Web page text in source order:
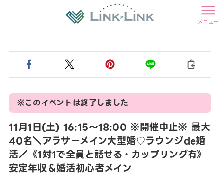
メニュー
※このイベントは終了しました
11月1日(土) 16:15〜18:00 ※開催中止※ 最大
40名＼アラサーメイン大型婚♡ラウンジde婚
活／《1対1で全員と話せる・カップリング有》
安定年収＆婚活初心者メイン